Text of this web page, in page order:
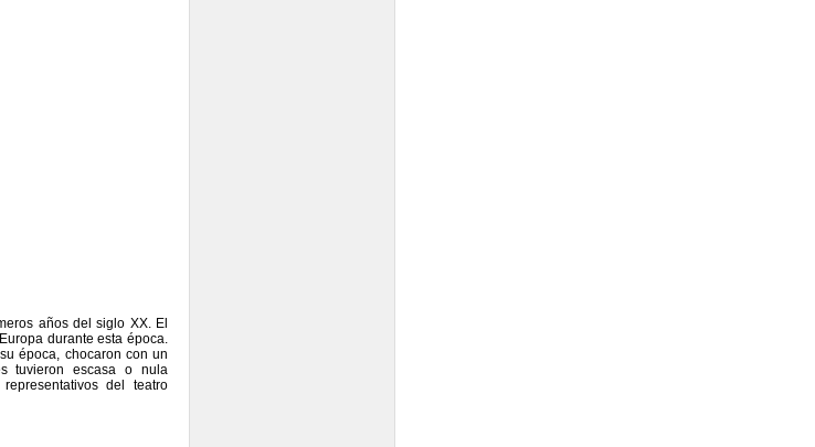
años del siglo XX. El
durante esta época.
época, chocaron con un
tuvieron escasa o nula
del teatro